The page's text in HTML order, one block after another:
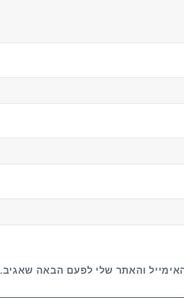
והאתר שלי לפעם הבאה שאגיב.